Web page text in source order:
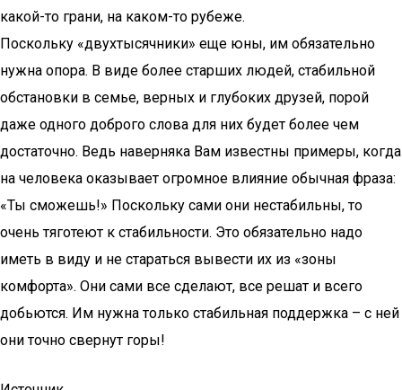
какой-то грани, на каком-то рубеже.
Поскольку «двухтысячники» еще юны, им обязательно
нужна опора. В виде более старших людей, стабильной
обстановки в семье, верных и глубоких друзей, порой
даже одного доброго слова для них будет более чем
достаточно. Ведь наверняка Вам известны примеры, когда
на человека оказывает огромное влияние обычная фраза:
«Ты сможешь!» Поскольку сами они нестабильны, то
очень тяготеют к стабильности. Это обязательно надо
иметь в виду и не стараться вывести их из «зоны
комфорта». Они сами все сделают, все решат и всего
добьются. Им нужна только стабильная поддержка – с ней
они точно свернут горы!